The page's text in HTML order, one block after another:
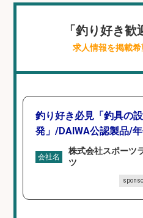
「釣り好き
求人情報を掲載
釣り好き必見「釣具の
発」/DAIWA公認製品/
会社名
株式会社スポーツ
ツ